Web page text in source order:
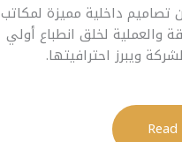
تصاميم داخلية مميزة لمكاتب
والعملية لخلق انطباع أولي
ويبرز احترافيتها.